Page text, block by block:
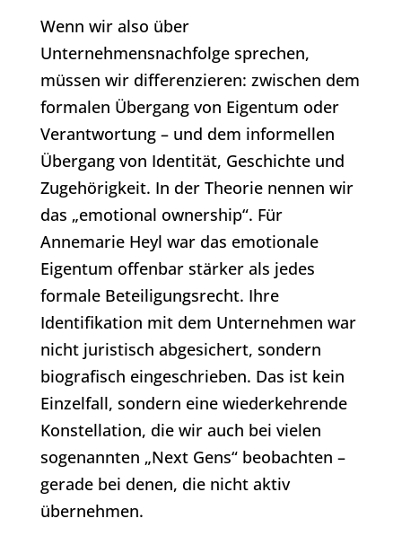
Wenn wir also über
Unternehmensnachfolge sprechen,
müssen wir differenzieren: zwischen dem
formalen Übergang von Eigentum oder
Verantwortung – und dem informellen
Übergang von Identität, Geschichte und
Zugehörigkeit. In der Theorie nennen wir
das „emotional ownership“. Für
Annemarie Heyl war das emotionale
Eigentum offenbar stärker als jedes
formale Beteiligungsrecht. Ihre
Identifikation mit dem Unternehmen war
nicht juristisch abgesichert, sondern
biografisch eingeschrieben. Das ist kein
Einzelfall, sondern eine wiederkehrende
Konstellation, die wir auch bei vielen
sogenannten „Next Gens“ beobachten –
gerade bei denen, die nicht aktiv
übernehmen.